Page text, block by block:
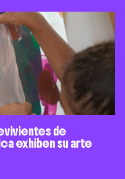
de
exhiben su arte